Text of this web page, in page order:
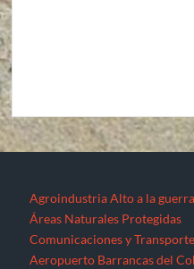
Carreteras Oaxaca-Costa y
Carreteras Oaxaca-Costa y
Corredor transversal
Nuevo Aeropuerto de la
Proyecto Cuyutlán-Puerto
Supercarretera Mazatlán-
ContactoCorredores